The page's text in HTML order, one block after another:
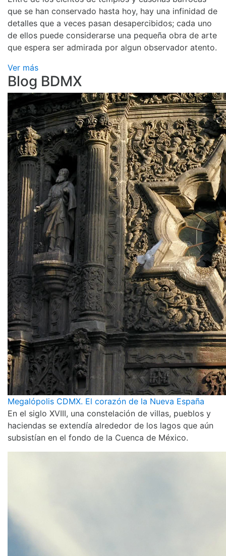
que se han conservado hasta hoy, hay una infinidad de
detalles que a veces pasan desapercibidos; cada uno
de ellos puede considerarse una pequeña obra de arte
que espera ser admirada por algun observador atento.
Ver más
Blog BDMX
Megalópolis CDMX. El corazón de la Nueva España
En el siglo XVIII, una constelación de villas, pueblos y
haciendas se extendía alrededor de los lagos que aún
subsistían en el fondo de la Cuenca de México.